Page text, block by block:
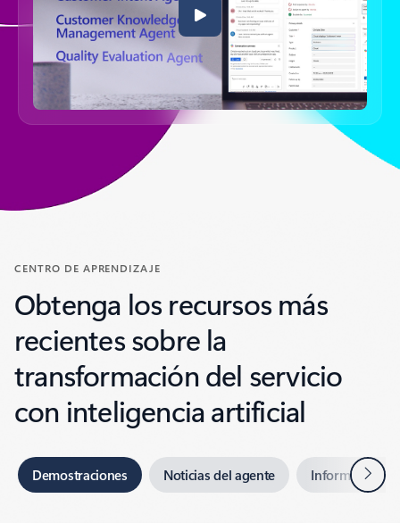
CENTRO DE APRENDIZAJE
Obtenga los recursos más
recientes sobre la
transformación del servicio
con inteligencia artificial
Demostraciones Noticias del agente Informes de